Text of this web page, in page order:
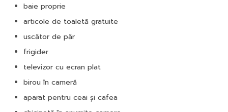
baie proprie
articole de toaletă gratuite
uscător de păr
frigider
televizor cu ecran plat
birou în cameră
aparat pentru ceai și cafea